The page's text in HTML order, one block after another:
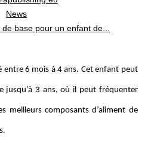
News
base pour un enfant de...
entre 6 mois à 4 ans. Cet enfant peut
jusqu’à 3 ans, où il peut fréquenter
meilleurs composants d’aliment de